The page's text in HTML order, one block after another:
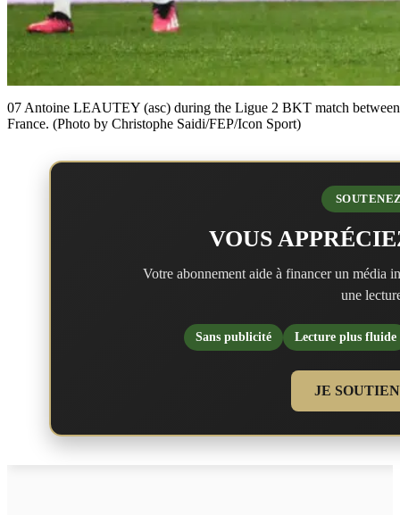
07 Antoine LEAUTEY (asc) during the Ligue 2 BKT match
France. (Photo by Christophe Saidi/FEP/Icon Sport)
VOUS
Votre abonnement aide à financer un média
une
Sans publicité Lecture plus fluide
JE